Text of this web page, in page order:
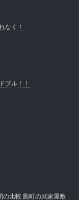
なく！
ブル！！
の比較 殿町の武家屋敷